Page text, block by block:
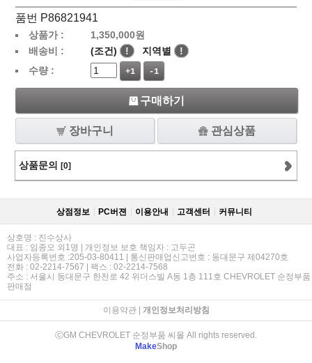
품번 P86821941
상품가 : 1,350,000원
배송비 :
(조건) ! 지역별
!
수량 :
+1 -1
구매하기
장바구니 관심상품
상품문의 [0]
상점정보 PC버젼 이용안내 고객센터 커뮤니티
상호명 : 진수상사
대표 : 임종오 외1명 | 개인정보 보호 책임자 : 고두곤
사업자등록번호 :205-03-80411 | 통신판매업신고번호 : 동대문구 제04270호
전화 : 02-2214-7567 | 팩스 : 02-2214-7568
주소 : 서울시 동대문구 한천로 42 위더스빌 A동 1층 111호 CHEVROLET 순정부품
판매점
이용약관| 개인정보처리방침
ⓒGM CHEVROLET 순정부품 씨몰 All rights reserved.
MakeShop